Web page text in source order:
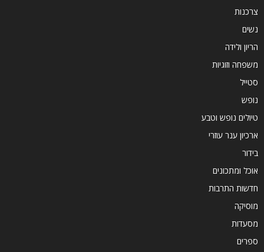
צרכנות
נשים
הריון ולידה
משפחה וזוגיות
סטייל
נופש
טיולים נופש וטבע
ארכיון ענר עוזרי
בידור
אוכל ומתכונים
חדשות התרבות
מוסיקה
מסעדות
ספרים